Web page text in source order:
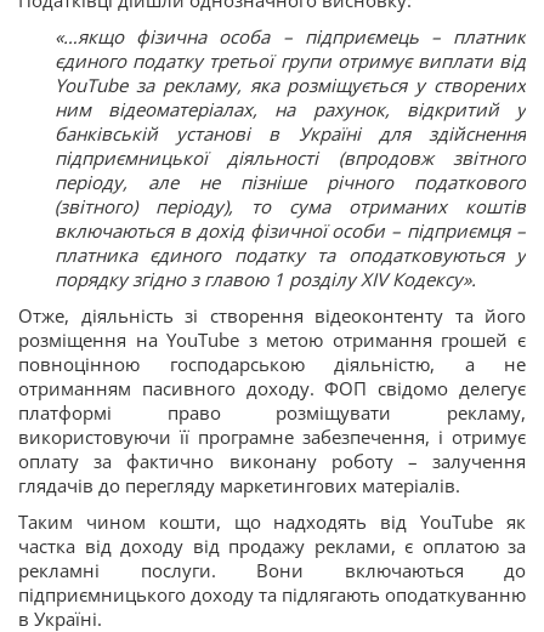
«…якщо фізична особа – підприємець – платник
єдиного податку третьої групи отримує виплати від
YouTube за рекламу, яка розміщується у створених
ним відеоматеріалах, на рахунок, відкритий у
банківській установі в Україні для здійснення
підприємницької діяльності (впродовж звітного
періоду, але не пізніше річного податкового
(звітного) періоду), то сума отриманих коштів
включаються в дохід фізичної особи – підприємця –
платника єдиного податку та оподатковуються у
порядку згідно з главою 1 розділу XIV Кодексу».
Отже, діяльність зі створення відеоконтенту та його
розміщення на YouTube з метою отримання грошей є
повноцінною господарською діяльністю, а не
отриманням пасивного доходу. ФОП свідомо делегує
платформі право розміщувати рекламу,
використовуючи її програмне забезпечення, і отримує
оплату за фактично виконану роботу – залучення
глядачів до перегляду маркетингових матеріалів.
Таким чином кошти, що надходять від YouTube як
частка від доходу від продажу реклами, є оплатою за
рекламні послуги. Вони включаються до
підприємницького доходу та підлягають оподаткуванню
в Україні.